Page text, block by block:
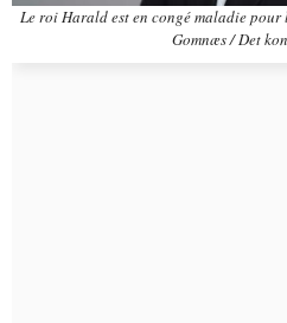
Le roi Harald est en congé maladie
Gomnæs / Det